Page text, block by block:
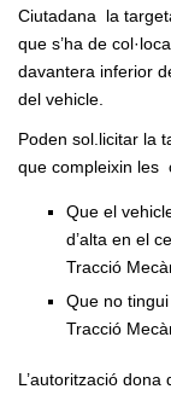
Ciutadana la
que s’ha de
davantera inferior
del vehicle.
Poden sol.licitar la
que compleixin les
Que el
d’alta en el
Tracció
Que no
Tracció
L’autorització